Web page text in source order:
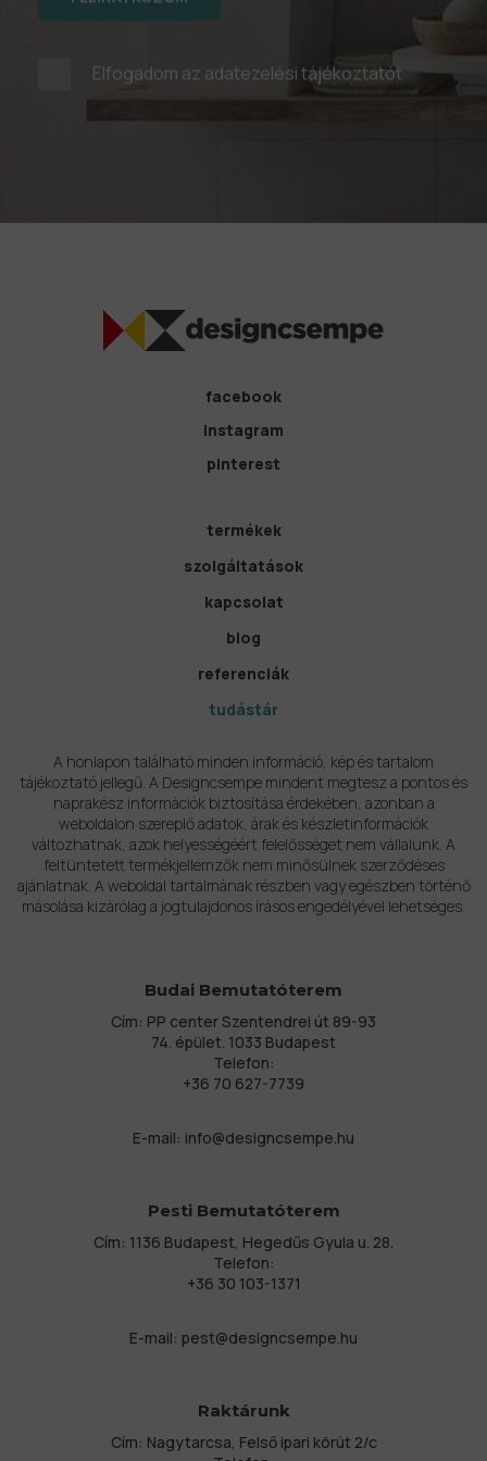
Elfogadom az adatezelési tájékoztatót
facebook
instagram
pinterest
termékek
szolgáltatások
kapcsolat
blog
referenciák
tudástár
A honlapon található minden információ, kép és tartalom
tájékoztató jellegű. A Designcsempe mindent megtesz a pontos és
naprakész információk biztosítása érdekében, azonban a
weboldalon szereplő adatok, árak és készletinformációk
változhatnak, azok helyességéért felelősséget nem vállalunk. A
feltüntetett termékjellemzők nem minősülnek szerződéses
ajánlatnak. A weboldal tartalmának részben vagy egészben történő
másolása kizárólag a jogtulajdonos írásos engedélyével lehetséges.
Budai Bemutatóterem
Cím: PP center Szentendrei út 89-93
74. épület. 1033 Budapest
Telefon:
+36 70 627-7739
E-mail: info@designcsempe.hu
Pesti Bemutatóterem
Cím: 1136 Budapest, Hegedűs Gyula u. 28.
Telefon:
+36 30 103-1371
E-mail: pest@designcsempe.hu
Raktárunk
Cím: Nagytarcsa, Felső ipari körút 2/c